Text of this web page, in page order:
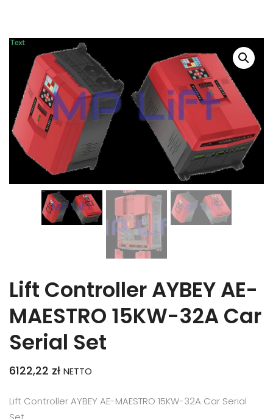
Lift Controller AYBEY AE-
MAESTRO 15KW-32A Car
Serial Set
6122,22 zł NETTO
Lift Controller AYBEY AE-MAESTRO 15KW-32A Car Serial